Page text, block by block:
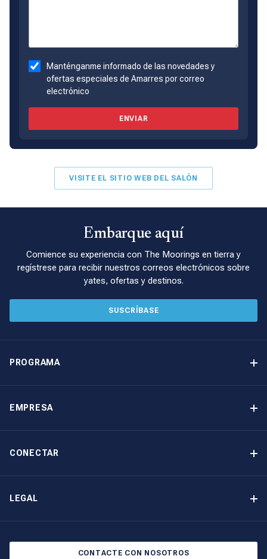
Manténganme informado de las novedades y
ofertas especiales de Amarres por correo
electrónico
ENVIAR
VISITE EL SITIO WEB DEL SALÓN
Embarque aquí
Comience su experiencia con The Moorings en tierra y
regístrese para recibir nuestros correos electrónicos sobre
yates, ofertas y destinos.
SUSCRÍBASE
PROGRAMA
EMPRESA
CONECTAR
LEGAL
CONTACTE CON NOSOTROS